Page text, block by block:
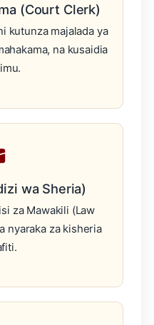
(Court Clerk)
kutunza majalada ya
na kusaidia
wa Sheria)
za Mawakili (Law
nyaraka za kisheria